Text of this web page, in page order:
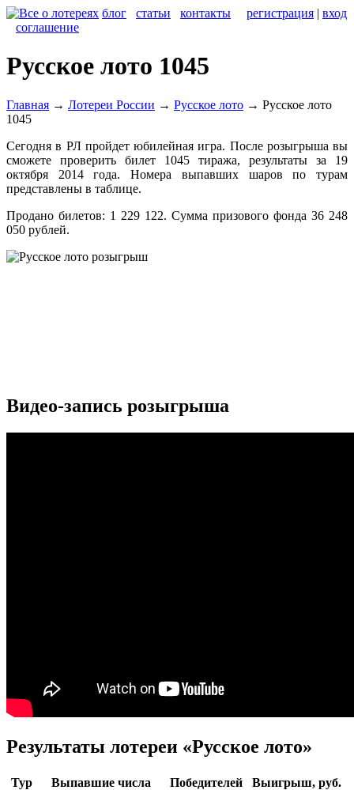
блог статьи контакты регистрация | вход
соглашение
Русское лото 1045
Главная → Лотереи России → Русское лото → Русское лото
1045
Сегодня в РЛ пройдет юбилейная игра. После розыгрыша вы
сможете проверить билет 1045 тиража, результаты за 19
октября 2014 года. Номера выпавших шаров по турам
представлены в таблице.
Продано билетов: 1 229 122. Сумма призового фонда 36 248
050 рублей.
Видео-запись розыгрыша
Результаты лотереи «Русское лото»
Тур Выпавшие числа Победителей Выигрыш, руб.